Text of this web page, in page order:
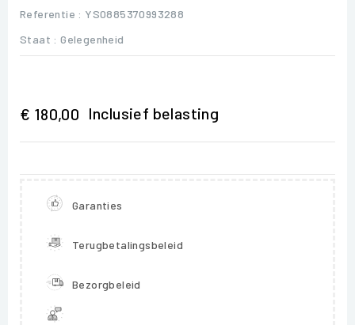
Referentie : YS0885370993288
Staat : Gelegenheid
€ 180,00 Inclusief belasting
Garanties
Terugbetalingsbeleid
Bezorgbeleid